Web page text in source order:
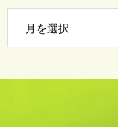
月を選択